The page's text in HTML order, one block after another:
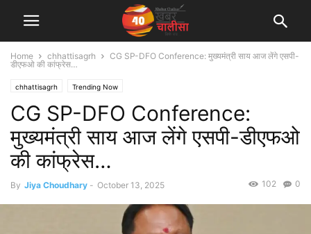
Home chhattisagrh
CG SP-DFO Conference: मुख्यमंत्री साय आज लेंगे एसपी-
डीएफओ की कांफ्रेस…
chhattisagrh Trending Now
CG SP-DFO Conference:
मुख्यमंत्री साय आज लेंगे एसपी-डीएफओ
की कांफ्रेस…
By Jiya Choudhary - October 13, 2025 0
102